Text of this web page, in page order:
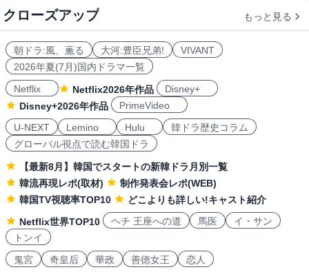
クローズアップ もっと見る
朝ドラ:風、薫る 大河:豊臣兄弟!
VIVANT
2026年夏(7月)国内ドラマ一覧
Netflix
Netflix2026年作品
Disney+
Disney+2026年作品
PrimeVideo
U-NEXT
Lemino Hulu
韓ドラ歴史コラム
グローバル視点で読む韓国ドラ
【最新8月】韓国でスタートの新韓ドラ月別一覧
韓流再現レポ(取材)
制作発表会レポ(WEB)
韓国TV視聴率TOP10
どこよりも詳しい!キャスト紹介
Netflix世界TOP10
ヘチ 王座への道 馬医
イ・サン
トンイ
鬼宮
奇皇后 華政 善徳女王 恋人